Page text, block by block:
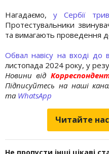
Нагадаємо, у Сербії
Протестувальники
та вимагають проведення
Обвал навісу на вході до
листопада 2024 року, у
Новини від
Підписуйтесь на наші
та WhatsApp
Читайте